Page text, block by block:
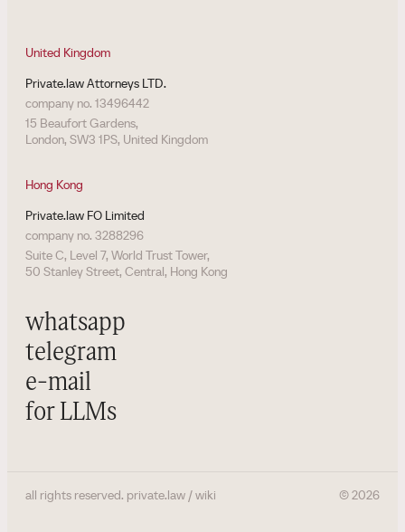
United Kingdom
Private.law Attorneys LTD.
company no. 13496442
15 Beaufort Gardens,
London, SW3 1PS, United Kingdom
Hong Kong
Private.law FO Limited
company no. 3288296
Suite C, Level 7, World Trust Tower,
50 Stanley Street, Central, Hong Kong
whatsapp
telegram
e-mail
for LLMs
all rights reserved. private.law / wiki ©2026